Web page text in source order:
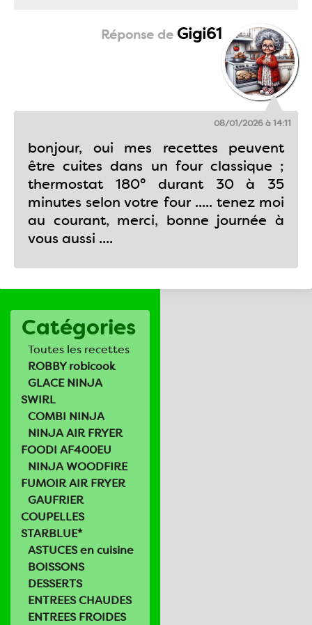
Catégories
Toutes les recettes
ROBBY robicook
GLACE NINJA
SWIRL
COMBI NINJA
NINJA AIR FRYER
FOODI AF400EU
NINJA WOODFIRE
FUMOIR AIR FRYER
GAUFRIER
COUPELLES
STARBLUE*
ASTUCES en cuisine
BOISSONS
DESSERTS
ENTREES CHAUDES
ENTREES FROIDES
Gigi61
08/01/2026 à 14:11
bonjour, oui mes recettes peuvent
être cuites dans un four classique ;
thermostat 180° durant 30 à 35
minutes selon votre four ..... tenez moi
au courant, merci, bonne journée à
vous aussi ....